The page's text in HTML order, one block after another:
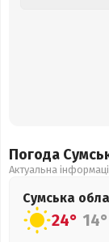
Погода
Актуальна
Сумська
24° 14°